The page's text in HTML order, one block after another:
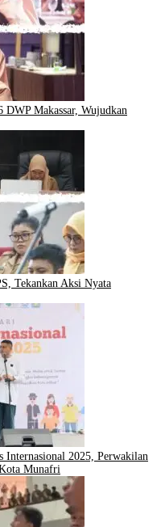
Makassar, Wujudkan
Tekankan Aksi Nyata
Internasional 2025, Perwakilan
Munafri